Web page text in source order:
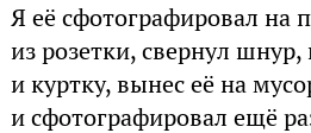
Я её сфотографировал на
из розетки, свернул
и куртку, вынес её на
и сфотографировал ещё